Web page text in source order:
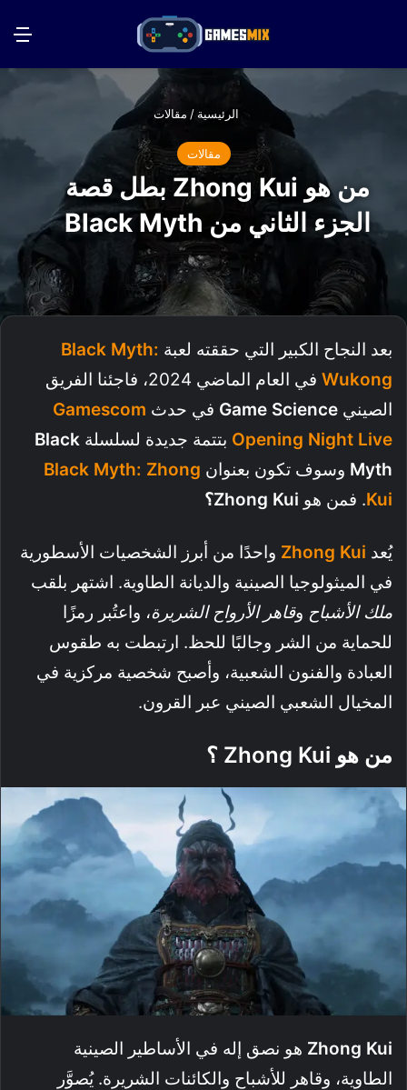
الرئيسية / مقالات
مقالات
من هو Zhong Kui بطل قصة
الجزء الثاني من Black Myth
بعد النجاح الكبير التي حققته لعبة Black Myth:
Wukong
في العام الماضي 2024، فاجئنا الفريق
الصيني Game Science في حدث Gamescom
Opening Night Live بتتمة جديدة لسلسلة Black
Myth وسوف تكون بعنوان Black Myth: Zhong
Kui. فمن هو Zhong Kui؟
يُعد Zhong Kui واحدًا من أبرز الشخصيات الأسطورية
في الميثولوجيا الصينية والديانة الطاوية. اشتهر بلقب
ملك الأشباح وقاهر الأرواح الشريرة، واعتُبر رمزًا
للحماية من الشر وجالبًا للحظ. ارتبطت به طقوس
العبادة والفنون الشعبية، وأصبح شخصية مركزية في
المخيال الشعبي الصيني عبر القرون.
من هو Zhong Kui ؟
Zhong Kui هو نصق إله في الأساطير الصينية
الطاوية، وقاهر للأشباح والكائنات الشريرة. يُصوَّر